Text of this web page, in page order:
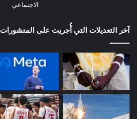
الاجتماعي
آخر التعديلات التي أُجريت على المنشورات